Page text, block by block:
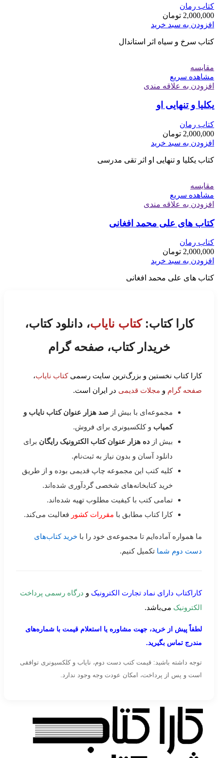
کتاب رمان
2,000,000 تومان
افزودن به سبد خرید
کتاب سرخ و سیاه اثر استاندال
مقایسه
مشاهده سریع
افزودن به علاقه مندی
یکلیا و تنهایی او
کتاب رمان
2,000,000 تومان
افزودن به سبد خرید
کتاب یکلیا و تنهایی او اثر تقی مدرسی
مقایسه
مشاهده سریع
افزودن به علاقه مندی
کتاب های علی محمد افغانی
کتاب رمان
2,000,000 تومان
افزودن به سبد خرید
کتاب های علی محمد افغانی
کارا کتاب:کتاب نایاب، دانلود کتاب،
خریدار کتاب، صفحه گرام
کارا کتاب نخستین و بزرگ‌ترین سایت رسمیکتاب نایاب،
صفحه گرام و مجلات قدیمی در ایران است.
مجموعه‌ای با بیش از صد هزار عنوان کتاب نایاب و
کمیاب و کلکسیونری برای فروش.
بیش از ده هزار عنوان کتاب الکترونیک رایگان برای
دانلود آسان و بدون نیاز به ثبت‌نام.
کلیه کتب این مجموعه چاپ قدیمی بوده و از طریق
خرید کتابخانه‌های شخصی گردآوری شده‌اند.
تمامی کتب با کیفیت مطلوب تهیه شده‌اند.
کارا کتاب مطابق با مقررات کشور فعالیت می‌کند.
ما همواره آماده‌ایم تا مجموعه‌ی خود را با خرید کتاب‌های
دست دوم شما تکمیل کنیم.
کاراکتاب دارای نماد تجارت الکترونیک و درگاه رسمی پرداخت
الکترونیک می‌باشد.
لطفاً پیش از خرید، جهت مشاوره یا استعلام قیمت با شماره‌های
مندرج تماس بگیرید.
توجه داشته باشید: قیمت کتب دست دوم، نایاب و کلکسیونری توافقی
است و پس از پرداخت، امکان عودت وجه وجود ندارد.